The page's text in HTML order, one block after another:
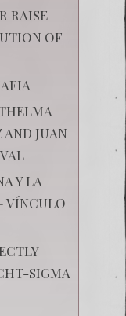
RAISE
OF
JUAN
Y LA
VÍNCULO
SIGMA